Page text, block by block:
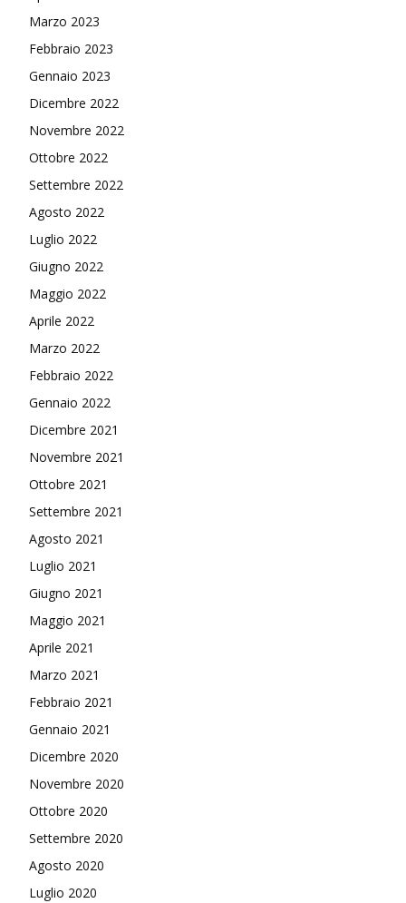
Marzo 2023
Febbraio 2023
Gennaio 2023
Dicembre 2022
Novembre 2022
Ottobre 2022
Settembre 2022
Agosto 2022
Luglio 2022
Giugno 2022
Maggio 2022
Aprile 2022
Marzo 2022
Febbraio 2022
Gennaio 2022
Dicembre 2021
Novembre 2021
Ottobre 2021
Settembre 2021
Agosto 2021
Luglio 2021
Giugno 2021
Maggio 2021
Aprile 2021
Marzo 2021
Febbraio 2021
Gennaio 2021
Dicembre 2020
Novembre 2020
Ottobre 2020
Settembre 2020
Agosto 2020
Luglio 2020